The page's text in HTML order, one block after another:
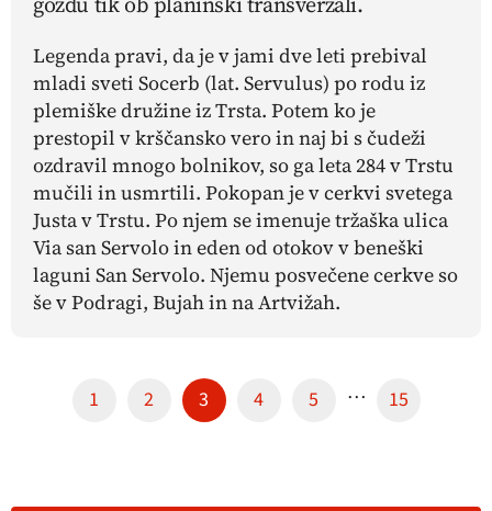
Legenda pravi, da je v jami dve leti prebival
mladi sveti Socerb (lat. Servulus) po rodu iz
plemiške družine iz Trsta. Potem ko je
prestopil v krščansko vero in naj bi s čudeži
ozdravil mnogo bolnikov, so ga leta 284 v Trstu
mučili in usmrtili. Pokopan je v cerkvi svetega
Justa v Trstu. Po njem se imenuje tržaška ulica
Via san Servolo in eden od otokov v beneški
laguni San Servolo. Njemu posvečene cerkve so
še v Podragi, Bujah in na Artvižah.
1 2 3 4 5 … 15